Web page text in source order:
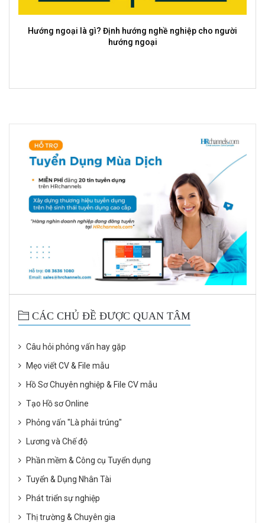
Hướng ngoại là gì? Định hướng nghề nghiệp cho người
hướng ngoại
CÁC CHỦ ĐỀ ĐƯỢC QUAN TÂM
Câu hỏi phỏng vấn hay gặp
Mẹo viết CV & File mẫu
Hồ Sơ Chuyên nghiệp & File CV mẫu
Tạo Hồ sơ Online
Phỏng vấn "Là phải trúng"
Lương và Chế độ
Phần mềm & Công cụ Tuyển dụng
Tuyển & Dụng Nhân Tài
Phát triển sự nghiệp
Thị trường & Chuyên gia